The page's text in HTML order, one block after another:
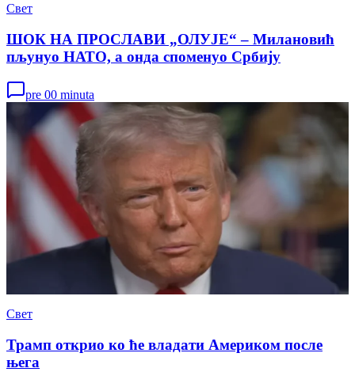
Свет
ШОК НА ПРОСЛАВИ „ОЛУЈЕ“ – Милановић
пљунуо НАТО, а онда споменуо Србију
pre 00 minuta
Свет
Трамп открио ко ће владати Америком после
њега